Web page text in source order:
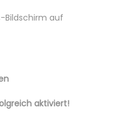
Bildschirm auf
aktiviert!